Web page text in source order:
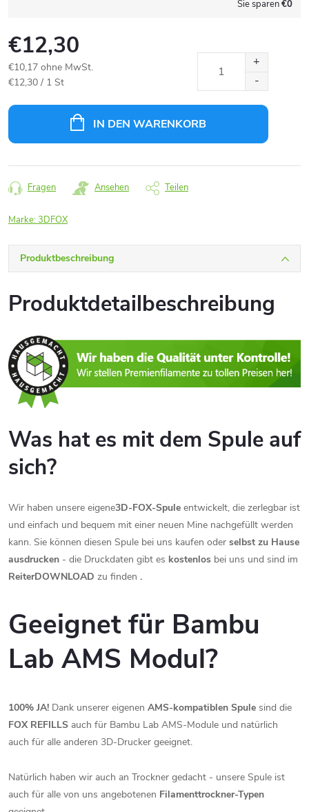
Sie sparen€0
€12,30
€10,17 ohne MwSt.
Verkaufspreis:
€12,30 / 1 St
IN DEN WARENKORB
Fragen Ansehen Teilen
Marke:3DFOX
Produktbeschreibung
Produktdetailbeschreibung
Was hat es mit dem Spule auf
sich?
Wir haben unsere eigene3D-FOX-Spule entwickelt, die zerlegbar ist
und einfach und bequem mit einer neuen Mine nachgefüllt werden
kann. Sie können diesen Spule bei uns kaufen oder selbst zu Hause
ausdrucken - die Druckdaten gibt es kostenlos bei uns und sind im
ReiterDOWNLOAD zu finden .
Geeignet für Bambu
Lab AMS Modul?
100% JA! Dank unserer eigenen AMS-kompatiblen Spule sind die
FOX REFILLS auch für Bambu Lab AMS-Module und natürlich
auch für alle anderen 3D-Drucker geeignet.
Natürlich haben wir auch an Trockner gedacht - unsere Spule ist
auch für alle von uns angebotenen Filamenttrockner-Typen